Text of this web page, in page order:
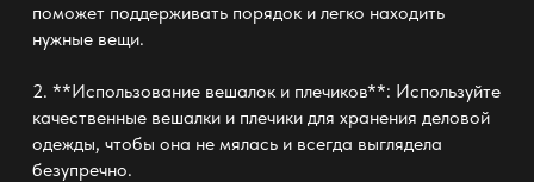
поможет поддерживать порядок и легко находить
нужные вещи.
2. **Использование вешалок и плечиков**: Используйте
качественные вешалки и плечики для хранения деловой
одежды, чтобы она не мялась и всегда выглядела
безупречно.